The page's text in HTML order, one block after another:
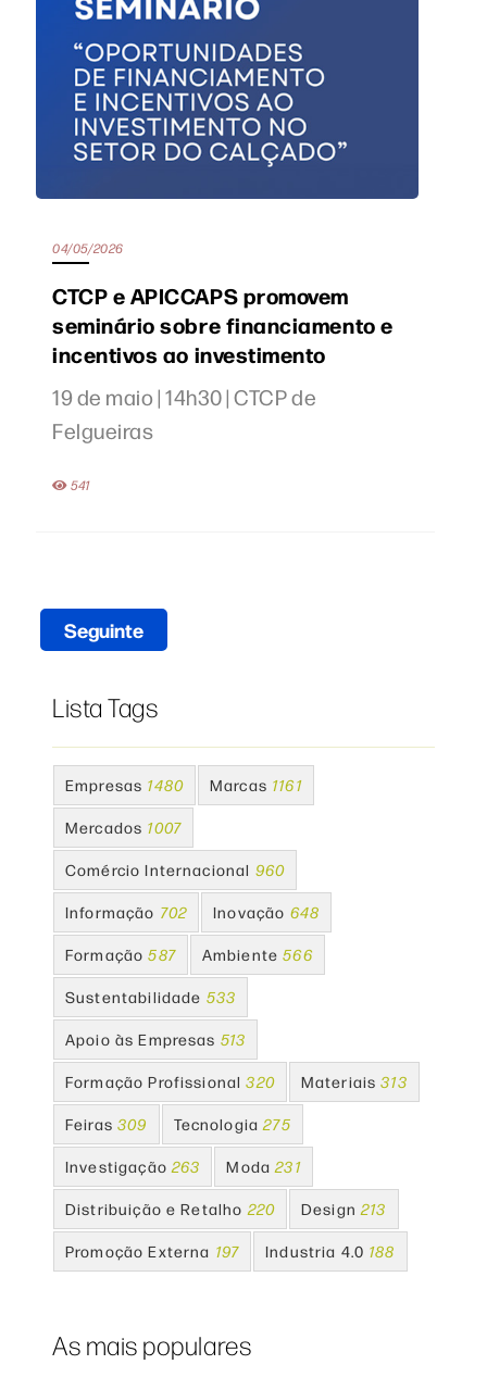
04/05/2026
CTCP e APICCAPS promovem
seminário sobre financiamento e
incentivos ao investimento
19 de maio | 14h30 | CTCP de
Felgueiras
541
Seguinte
Lista Tags
Empresas 1480 Marcas 1161
Mercados 1007
Comércio Internacional 960
Informação 702 Inovação 648
Formação 587 Ambiente 566
Sustentabilidade 533
Apoio às Empresas 513
Formação Profissional 320 Materiais 313
Feiras 309 Tecnologia 275
Investigação 263 Moda 231
Distribuição e Retalho 220 Design 213
Promoção Externa 197 Industria 4.0 188
As mais populares